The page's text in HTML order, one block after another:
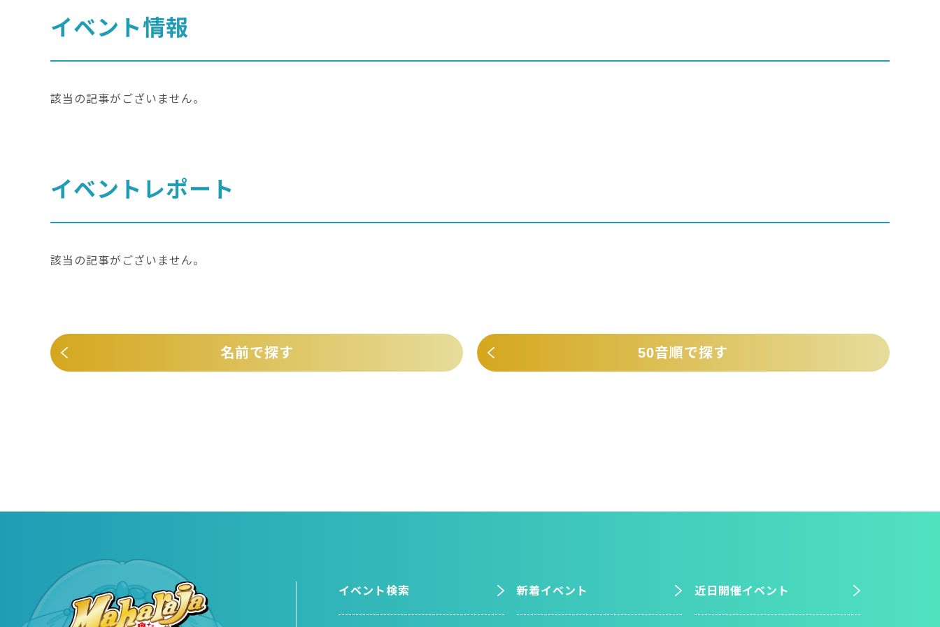
イベント情報
該当の記事がございません。
イベントレポート
該当の記事がございません。
名前で探す 50音順で探す
イベント検索 新着イベント 近日開催イベント